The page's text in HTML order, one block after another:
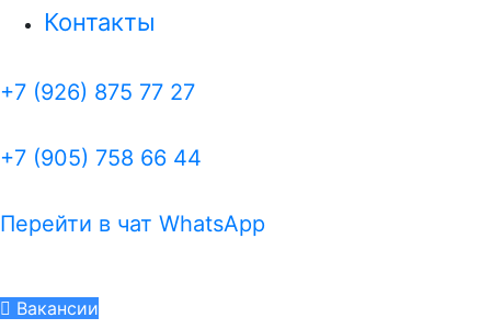
Контакты
+7 (926) 875 77 27
+7 (905) 758 66 44
Перейти в чат WhatsApp
Вакансии